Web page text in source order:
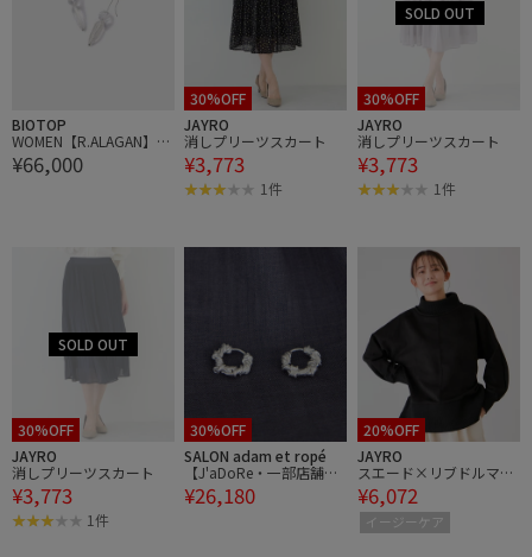
BIOTOP
WOMEN【R.ALAGAN】HI
SHI DROP EARRINGS / C
¥66,000
30%OFF
JAYRO
消しプリーツスカート
¥3,773
1件
30%OFF
JAYRO
消しプリーツスカート
¥3,773
1件
30%OFF
JAYRO
消しプリーツスカート
¥3,773
1件
30%OFF
SALON adam et ropé
【J'aDoRe・一部店舗限
定】【Completedworks
（コンプリーテッドワー
¥26,180
20%OFF
JAYRO
スエード×リブドルマン
チュニック
¥6,072
イージーケア